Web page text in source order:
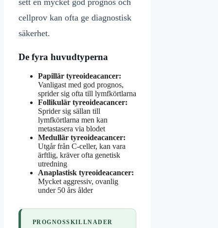
sett en mycket god prognos och
cellprov kan ofta ge diagnostisk
säkerhet.
De fyra huvudtyperna
Papillär tyreoideacancer:
Vanligast med god prognos,
sprider sig ofta till lymfkörtlarna
Follikulär tyreoideacancer:
Sprider sig sällan till
lymfkörtlarna men kan
metastasera via blodet
Medullär tyreoideacancer:
Utgår från C-celler, kan vara
ärftlig, kräver ofta genetisk
utredning
Anaplastisk tyreoideacancer:
Mycket aggressiv, ovanlig
under 50 års ålder
PROGNOSSKILLNADER